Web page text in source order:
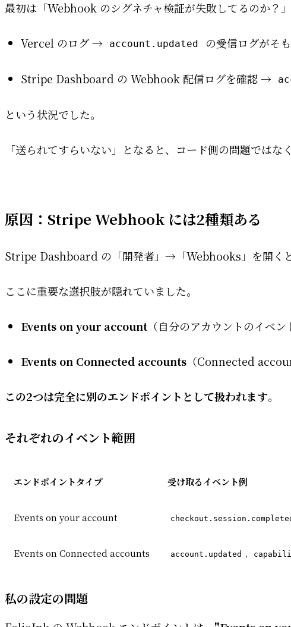
最初は「Webhook のシグネチャ検証が失敗してるのか？
Vercel のログ → account.updated の受信ログがそ
Stripe Dashboard の Webhook 配信ログを確認 →
という状況でした。
「送られてすらいない」となると、コード側の問題ではなく
原因：Stripe Webhook には2種類ある
Stripe Dashboard の「開発者」→「Webhooks」を開く
ここに重要な選択肢が隠れていました。
Events on your account（自分のアカウントのイベン
Events on Connected accounts （Connected
この2つは完全に別のエンドポイントとして扱われます。
それぞれのイベント範囲
エンドポイントタイプ 受け取るイベント例
Events on your account
Events on Connected accounts account.updated ,
私の設定の問題